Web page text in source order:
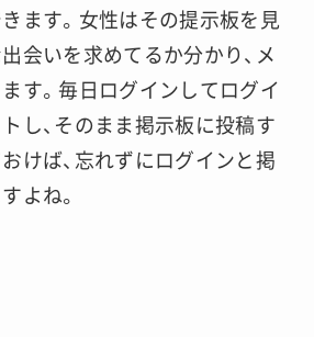
ます。女性はその提示板を見
会いを求めてるか分かり、メ
す。毎日ログインしてログイ
し、そのまま掲示板に投稿す
けば、忘れずにログインと掲
よね。